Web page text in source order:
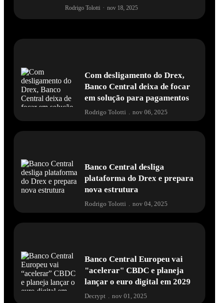
Rodrigo Tolotti · nov 18, 2025
Com desligamento do Drex,
Banco Central deixa de focar
em solução para pagamentos
Rodrigo Tolotti nov 06, 2025
Banco Central desliga
plataforma do Drex e prepara
nova estrutura
Rodrigo Tolotti . nov 04, 2025
Banco Central Europeu vai
"acelerar" CBDC e planeja
lançar o euro digital em 2029
Decrypt nov 01, 2025